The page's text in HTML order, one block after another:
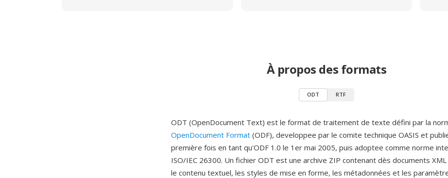
À propos des formats
ODT RTF
ODT (OpenDocument Text) est le format de traitement de texte défini par la
OpenDocument Format (ODF), developpee par le comite technique OASIS et
première fois en tant qu'ODF 1.0 le 1er mai 2005, puis adoptee comme norme
ISO/IEC 26300. Un fichier ODT est une archive ZIP contenant dès documents
le contenu textuel, les styles de mise en forme, les métadonnées et les